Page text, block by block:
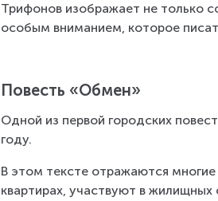
Трифонов изображает не только
особым вниманием, которое
Повесть «Обмен»
Одной из первой городских
году.
В этом тексте отражаются
квартирах, участвуют в жилищных